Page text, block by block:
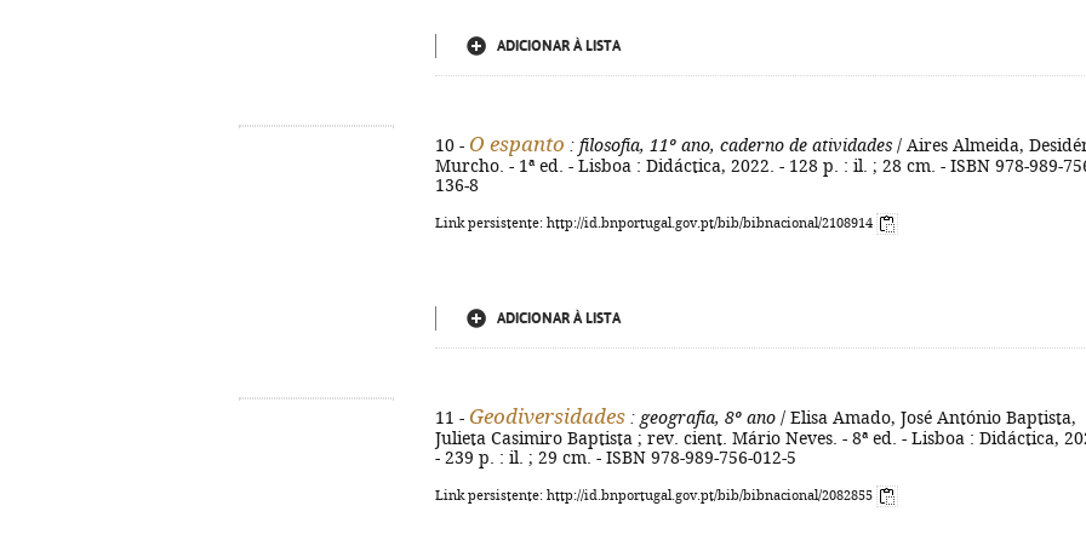
ADICIONAR À LISTA
10 - O espanto : filosofia, 11º ano, caderno de atividades / Aires Almeida,
Murcho. - 1ª ed. - Lisboa : Didáctica, 2022. - 128 p. : il. ; 28 cm. - ISBN 978-989-
136-8
Link persistente: http://id.bnportugal.gov.pt/bib/bibnacional/2108914
ADICIONAR À LISTA
11 - Geodiversidades : geografia, 8º ano / Elisa Amado, José António Baptista,
Julieta Casimiro Baptista ; rev. cient. Mário Neves. - 8ª ed. - Lisboa : Didáctica,
- 239 p. : il. ; 29 cm. - ISBN 978-989-756-012-5
Link persistente: http://id.bnportugal.gov.pt/bib/bibnacional/2082855